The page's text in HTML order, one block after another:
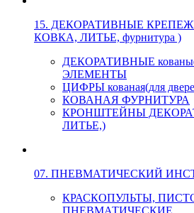
15. ДЕКОРАТИВНЫЕ
КОВКА, ЛИТЬЕ, фурнитура )
ДЕКОРАТИВНЫЕ
ЭЛЕМЕНТЫ
ЦИФРЫ кованая(для
КОВАНАЯ ФУРНИТУРА
КРОНШТЕЙНЫ
ЛИТЬЕ,)
07. ПНЕВМАТИЧЕСКИЙ
КРАСКОПУЛЬТЫ,
ПНЕВМАТИЧЕСКИЕ